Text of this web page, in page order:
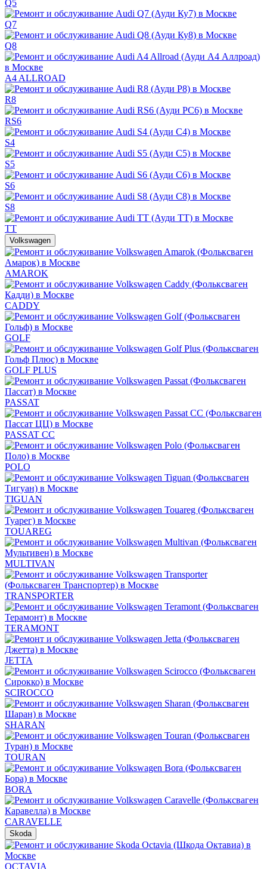
Q5
Q7
Q8
A4 ALLROAD
R8
RS6
S4
S5
S6
S8
TT
Volkswagen
AMAROK
CADDY
GOLF
GOLF PLUS
PASSAT
PASSAT CC
POLO
TIGUAN
TOUAREG
MULTIVAN
TRANSPORTER
TERAMONT
JETTA
SCIROCCO
SHARAN
TOURAN
BORA
CARAVELLE
Skoda
OCTAVIA